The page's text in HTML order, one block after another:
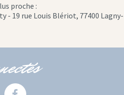
proche :
- 19 rue Louis Blériot, 77400 Lagny-